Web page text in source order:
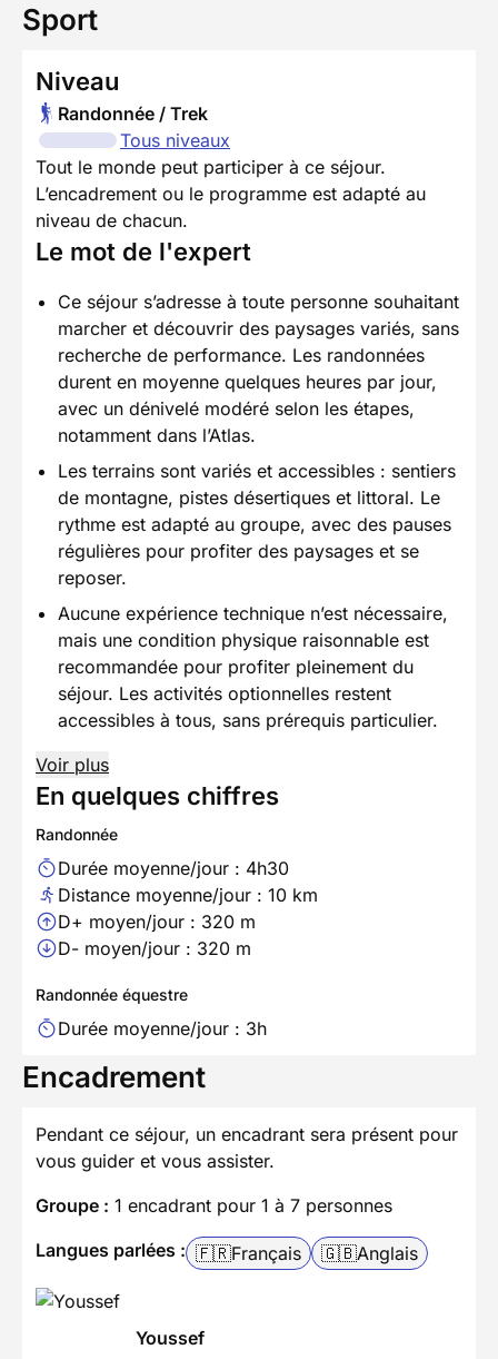
Sport
Niveau
Randonnée / Trek
Tous niveaux
Tout le monde peut participer à ce séjour.
L’encadrement ou le programme est adapté au
niveau de chacun.
Le mot de l'expert
Ce séjour s’adresse à toute personne souhaitant
marcher et découvrir des paysages variés, sans
recherche de performance. Les randonnées
durent en moyenne quelques heures par jour,
avec un dénivelé modéré selon les étapes,
notamment dans l’Atlas.
Les terrains sont variés et accessibles : sentiers
de montagne, pistes désertiques et littoral. Le
rythme est adapté au groupe, avec des pauses
régulières pour profiter des paysages et se
reposer.
Aucune expérience technique n’est nécessaire,
mais une condition physique raisonnable est
recommandée pour profiter pleinement du
séjour. Les activités optionnelles restent
accessibles à tous, sans prérequis particulier.
Voir plus
En quelques chiffres
Randonnée
Durée moyenne/jour : 4h30
Distance moyenne/jour : 10 km
D+ moyen/jour : 320 m
D- moyen/jour : 320 m
Randonnée équestre
Durée moyenne/jour : 3h
Encadrement
Pendant ce séjour, un encadrant sera présent pour
vous guider et vous assister.
Groupe : 1 encadrant pour 1 à 7 personnes
Langues parlées : 🇫🇷Français 🇬🇧Anglais
Youssef